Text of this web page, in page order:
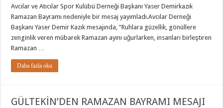
Avcılar ve Atıcılar Spor Kulübü Derneği Başkanı Yaser Demirkazık
Ramazan Bayramı nedeniyle bir mesaj yayımladı.Avcılar Derneği
Başkanı Yaser Demir Kazık mesajında, “Ruhlara güzellik, gönüllere
zenginlik veren mübarek Ramazan ayını uğurlarken, insanları birleştiren
Ramazan …
Daha fazla oku
GÜLTEKİN’DEN RAMAZAN BAYRAMI MESAJI